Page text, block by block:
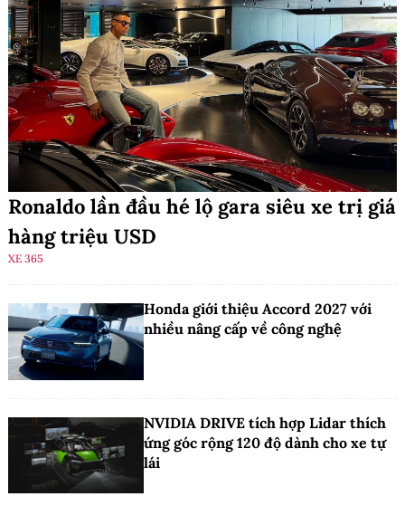
Ronaldo lần đầu hé lộ gara siêu xe trị giá
hàng triệu USD
XE 365
Honda giới thiệu Accord 2027 với
nhiều nâng cấp về công nghệ
NVIDIA DRIVE tích hợp Lidar thích
ứng góc rộng 120 độ dành cho xe tự
lái